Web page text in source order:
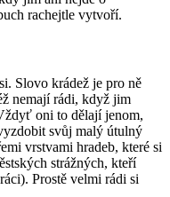
rachejtle vytvoří.
Slovo krádež je pro ně
nemají rádi, když jim
oni to dělají jenom,
svůj malý útulný
vrstvami hradeb, které si
strážných, kteří
Prostě velmi rádi si